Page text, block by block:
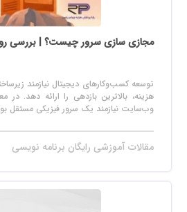
مجازی سازی سرور چیست؟ | بررسی
توسعه کسب‌وکارهای دیجیتال نیازمند
هزینه، بالاترین بازدهی را ارائه دهد.
وب‌سایت نیازمند یک سرور فیزیکی مستقل
مقالات آموزشی رایگان برنامه نویسی